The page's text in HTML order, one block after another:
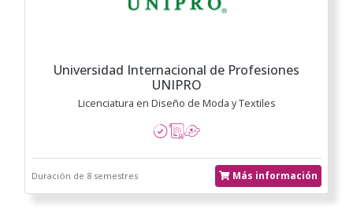
Universidad Internacional de Profesiones
UNIPRO
Licenciatura en Diseño de Moda y Textiles
Duración de 8 semestres Más información